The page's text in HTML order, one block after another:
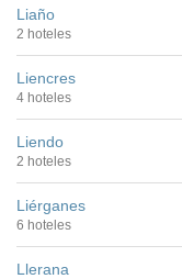
Liaño
2 hoteles
Liencres
4 hoteles
Liendo
2 hoteles
Liérganes
6 hoteles
Llerana